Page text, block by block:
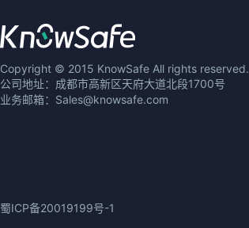
Copyright © 2015 KnowSafe All rights reserved.
公司地址：成都市高新区天府大道北段1700号
业务邮箱：Sales@knowsafe.com
蜀ICP备20019199号-1